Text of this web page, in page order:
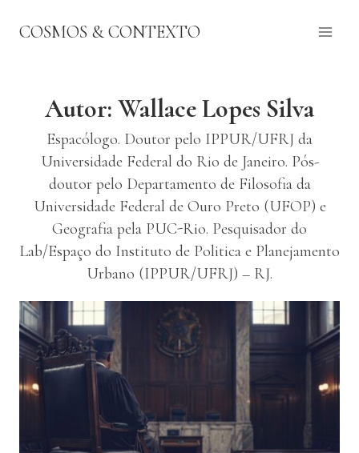
paraCOSMOS & CONTEXTO
Autor: Wallace Lopes Silva
Espacólogo. Doutor pelo IPPUR/UFRJ da
Universidade Federal do Rio de Janeiro. Pós-
doutor pelo Departamento de Filosofia da
Universidade Federal de Ouro Preto (UFOP) e
Geografia pela PUC-Rio. Pesquisador do
Lab/Espaço do Instituto de Politica e Planejamento
Urbano (IPPUR/UFRJ) – RJ.